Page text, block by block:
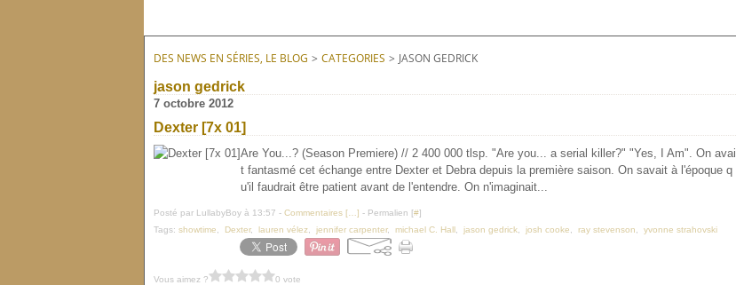
DES NEWS EN SÉRIES, LE BLOG > CATEGORIES > JASON GEDRICK
jason gedrick
7 octobre 2012
Dexter [7x 01]
Are You...? (Season Premiere) // 2 400 000 tlsp. "Are you... a serial killer?" "Yes, I Am". On avai
t fantasmé cet échange entre Dexter et Debra depuis la première saison. On savait à l'époque q
u'il faudrait être patient avant de l'entendre. On n'imaginait...
Posté par LullabyBoy à 13:57 - Commentaires [ ] - Permalien [#]
Tags: showtime Dexter, lauren vélez jennifer carpenter, michael C. Hall jason gedrick josh cooke ray stevenson yvonne strahovski
Vous aimez ? 0 vote